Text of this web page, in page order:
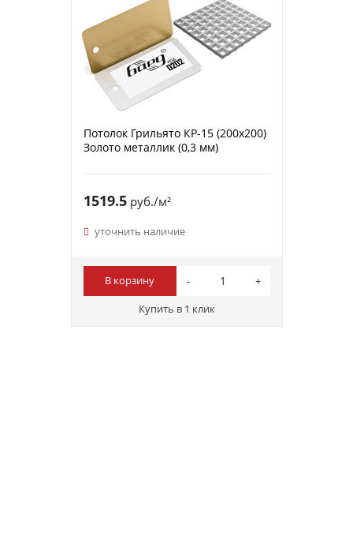
Потолок Грильято КР-15 (200х200)
Золото металлик (0,3 мм)
1519.5руб./м²
уточнить наличие
В корзину
Купить в 1 клик